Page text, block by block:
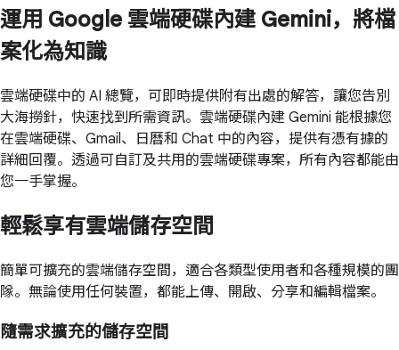
運用 Google 雲端硬碟內建 Gemini，將檔
案化為知識
雲端硬碟中的 AI 總覽，可即時提供附有出處的解答，讓您告別
大海撈針，快速找到所需資訊。雲端硬碟內建 Gemini 能根據您
在雲端硬碟、Gmail、日曆和 Chat 中的內容，提供有憑有據的
詳細回覆。透過可自訂及共用的雲端硬碟專案，所有內容都能由
您一手掌握。
輕鬆享有雲端儲存空間
簡單可擴充的雲端儲存空間，適合各類型使用者和各種規模的團
隊。無論使用任何裝置，都能上傳、開啟、分享和編輯檔案。
隨需求擴充的儲存空間